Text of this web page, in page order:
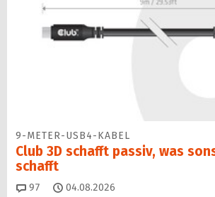
9-METER-USB4-KABEL
Club 3D schafft passiv, was
schafft
97 Kommentare
04.08.2026